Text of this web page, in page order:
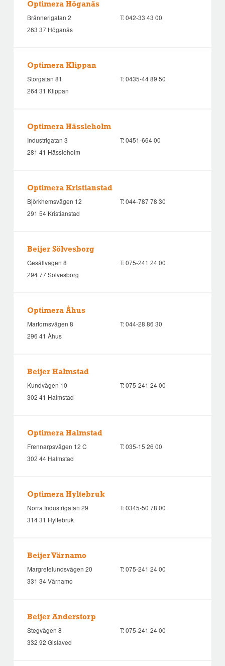
Optimera Höganäs
Brännerigatan 2
263 37 Höganäs
T:042-33 43 00
Optimera Klippan
Storgatan 81
264 31 Klippan
T:0435-44 89 50
Optimera Hässleholm
Industrigatan 3
281 41 Hässleholm
T:0451-664 00
Optimera Kristianstad
Björkhemsvägen 12
291 54 Kristianstad
T:044-787 78 30
Beijer Sölvesborg
Gesällvägen 8
294 77 Sölvesborg
T:075-241 24 00
Optimera Åhus
Martornsvägen 8
296 41 Åhus
T:044-28 86 30
Beijer Halmstad
Kundvägen 10
302 41 Halmstad
T:075-241 24 00
Optimera Halmstad
Frennarpsvägen 12 C
302 44 Halmstad
T:035-15 26 00
Optimera Hyltebruk
Norra Industrigatan 29
314 31 Hyltebruk
T:0345-50 78 00
Beijer Värnamo
Margretelundsvägen 20
331 34 Värnamo
T:075-241 24 00
Beijer Anderstorp
Stegvägen 8
332 92 Gislaved
T:075-241 24 00